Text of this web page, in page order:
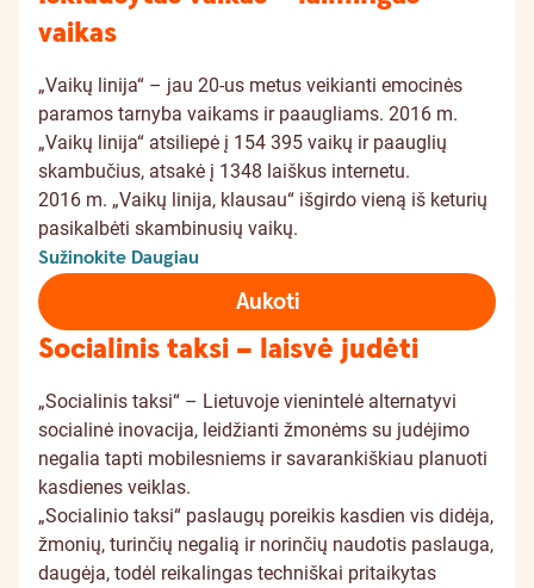
vaikas
„Vaikų linija“ – jau 20-us metus veikianti emocinės
paramos tarnyba vaikams ir paaugliams. 2016 m.
„Vaikų linija“ atsiliepė į 154 395 vaikų ir paauglių
skambučius, atsakė į 1348 laiškus internetu.
2016 m. „Vaikų linija, klausau“ išgirdo vieną iš keturių
pasikalbėti skambinusių vaikų.
Sužinokite Daugiau
Aukoti
Socialinis taksi – laisvė judėti
„Socialinis taksi“ – Lietuvoje vienintelė alternatyvi
socialinė inovacija, leidžianti žmonėms su judėjimo
negalia tapti mobilesniems ir savarankiškiau planuoti
kasdienes veiklas.
„Socialinio taksi“ paslaugų poreikis kasdien vis didėja,
žmonių, turinčių negalią ir norinčių naudotis paslauga,
daugėja, todėl reikalingas techniškai pritaikytas